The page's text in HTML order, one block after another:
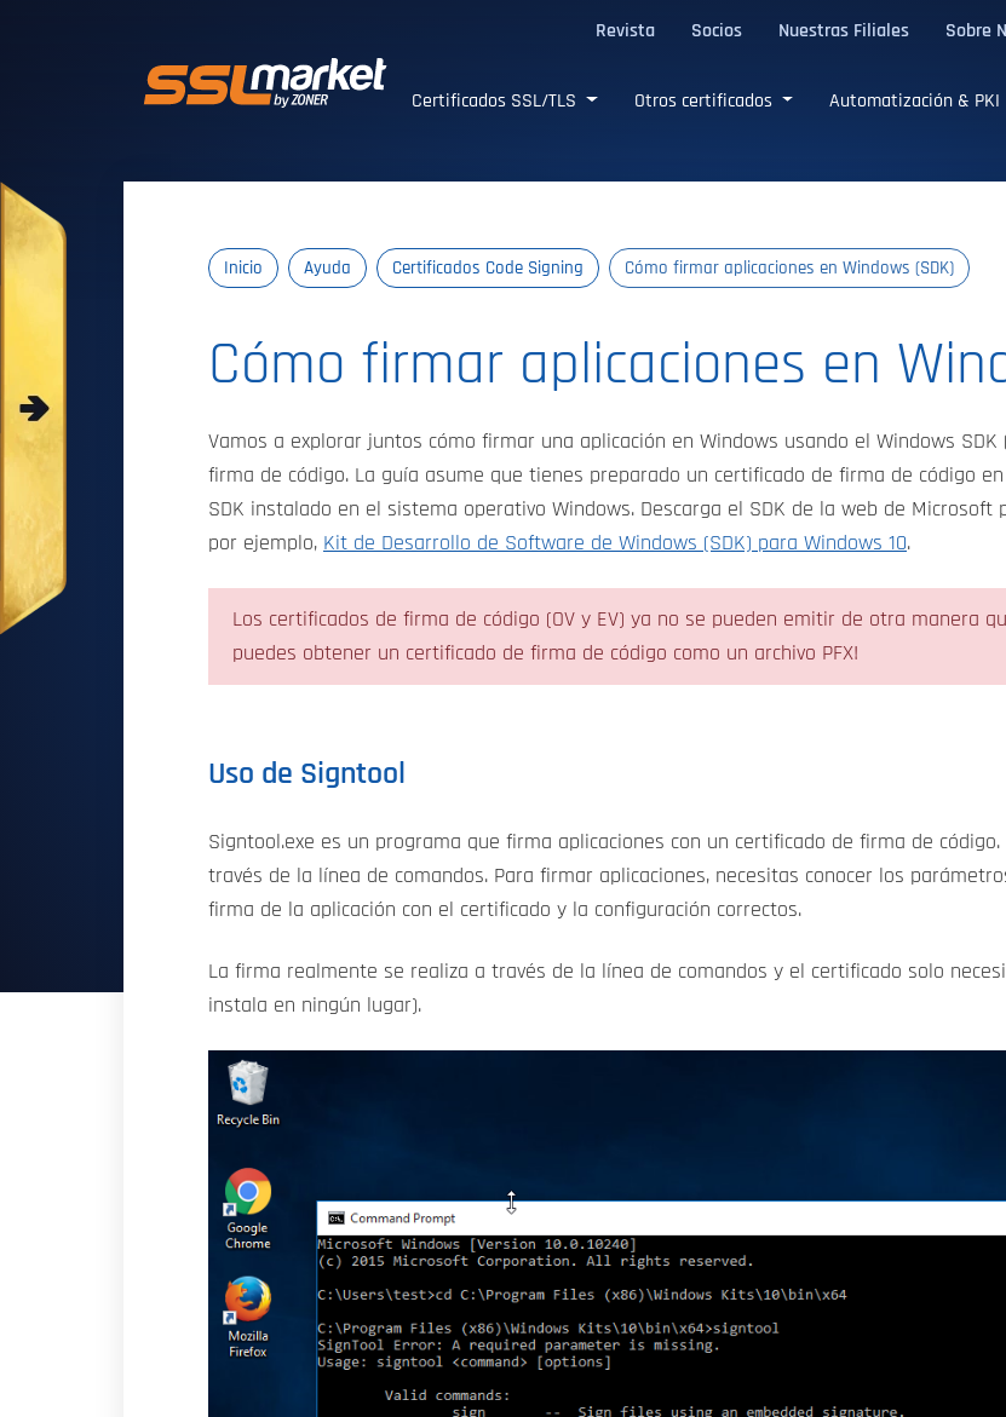
Revista Socios Nuestras Filiales Sobre
Certificados SSL/TLS confiables
Certificados SSL/TLS Otros certificados Automatización & PKI
Inicio Ayuda Certificados Code Signing Cómo firmar aplicaciones en Windows (SDK)
Cómo firmar aplicaciones en
Vamos a explorar juntos cómo firmar una aplicación en Windows usando el Windows
firma de código. La guía asume que tienes preparado un certificado de firma de código
SDK instalado en el sistema operativo Windows. Descarga el SDK de la web de
por ejemplo, Kit de Desarrollo de Software de Windows (SDK) para Windows 10.
Los certificados de firma de código (OV y EV) ya no se pueden emitir de otra manera
puedes obtener un certificado de firma de código como un archivo PFX!
Uso de Signtool
Signtool.exe es un programa que firma aplicaciones con un certificado de firma de
través de la línea de comandos. Para firmar aplicaciones, necesitas conocer los
firma de la aplicación con el certificado y la configuración correctos.
La firma realmente se realiza a través de la línea de comandos y el certificado solo
instala en ningún lugar).